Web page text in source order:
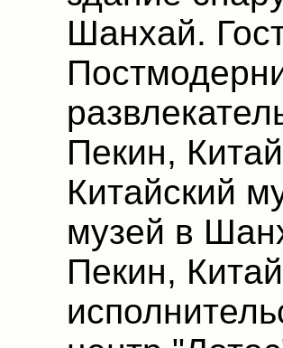
Шанхай.
Пекин,
Китайский
музей в
Пекин,